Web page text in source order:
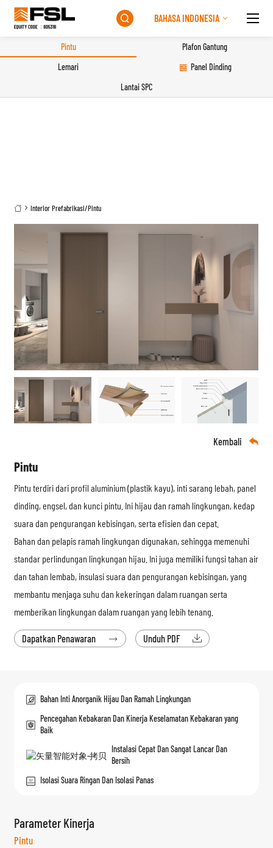
 BAHASA INDONESIA
Pintu
Plafon Gantung
Lemari
Panel Dinding
Lantai SPC
 Interior Prefabrikasi/Pintu
Kembali 
Pintu
Pintu terdiri dari profil aluminium (plastik kayu), inti sarang lebah, panel
dinding, engsel, dan kunci pintu. Ini hijau dan ramah lingkungan, kedap
suara dan pengurangan kebisingan, serta efisien dan cepat.
Bahan dan pelapis ramah lingkungan digunakan, sehingga memenuhi
standar perlindungan lingkungan hijau. Ini juga memiliki fungsi tahan air
dan tahan lembab, insulasi suara dan pengurangan kebisingan, yang
membantu menjaga suhu dan kekeringan dalam ruangan serta
memberikan lingkungan dalam ruangan yang lebih tenang.
Dapatkan Penawaran  Unduh PDF 
Bahan Inti Anorganik Hijau Dan Ramah Lingkungan
Pencegahan Kebakaran Dan Kinerja Keselamatan Kebakaran yang
Baik
Instalasi Cepat Dan Sangat Lancar Dan
Bersih
Isolasi Suara Ringan Dan Isolasi Panas
Parameter Kinerja
Pintu